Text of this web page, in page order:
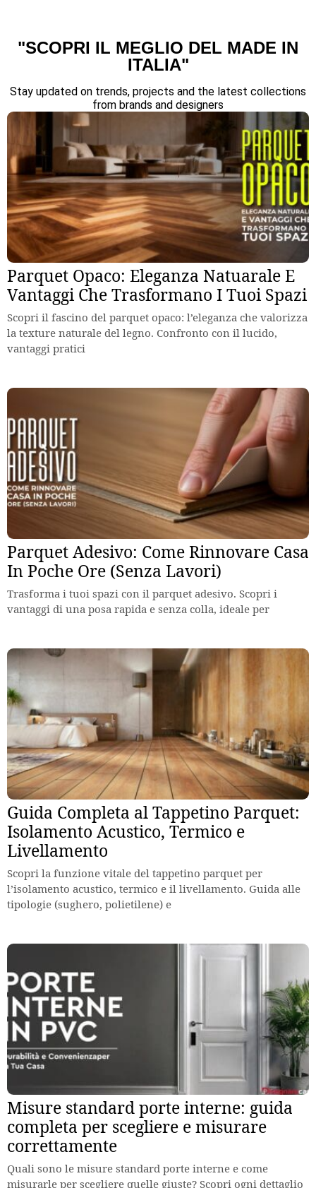
"SCOPRI IL MEGLIO DEL MADE IN
ITALIA"
Stay updated on trends, projects and the latest collections
from brands and designers
Parquet Opaco: Eleganza Natuarale E
Vantaggi Che Trasformano I Tuoi Spazi
Scopri il fascino del parquet opaco: l’eleganza che valorizza
la texture naturale del legno. Confronto con il lucido,
vantaggi pratici
Parquet Adesivo: Come Rinnovare Casa
In Poche Ore (Senza Lavori)
Trasforma i tuoi spazi con il parquet adesivo. Scopri i
vantaggi di una posa rapida e senza colla, ideale per
Guida Completa al Tappetino Parquet:
Isolamento Acustico, Termico e
Livellamento
Scopri la funzione vitale del tappetino parquet per
l’isolamento acustico, termico e il livellamento. Guida alle
tipologie (sughero, polietilene) e
Misure standard porte interne: guida
completa per scegliere e misurare
correttamente
Quali sono le misure standard porte interne e come
misurarle per scegliere quelle giuste? Scopri ogni dettaglio